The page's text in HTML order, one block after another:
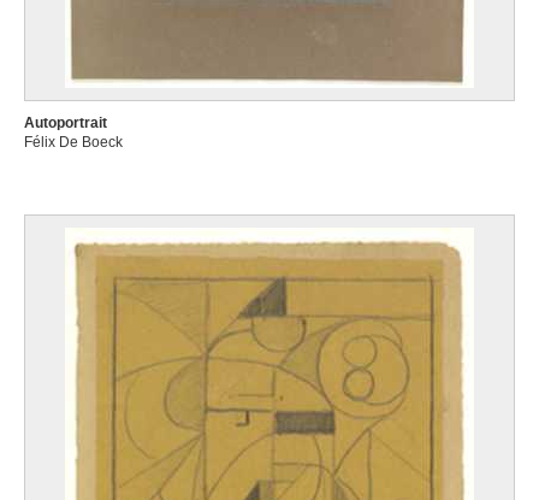
Autoportrait
Félix De Boeck